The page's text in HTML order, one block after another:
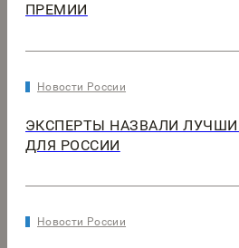
ПРЕМИИ
Новости России
ЭКСПЕРТЫ НАЗВАЛИ
ДЛЯ РОССИИ
Новости России